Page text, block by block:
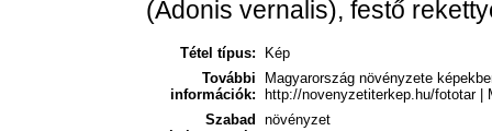
(Adonis vernalis), festő
Tétel típus:
Kép
További
információk:
Magyarország növényzete
http://novenyzetiterkep.hu/fototar |
Szabad növényzet